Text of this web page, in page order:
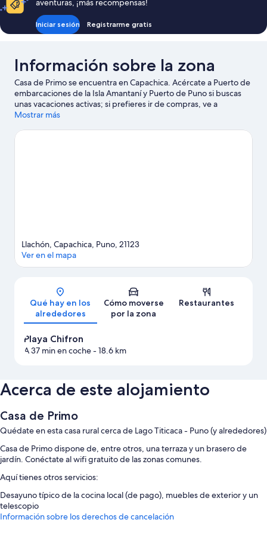
aventuras, ¡más recompensas!
Iniciar sesión Registrarme gratis
Información sobre la zona
Casa de Primo se encuentra en Capachica. Acércate a Puerto de
embarcaciones de la Isla Amantaní y Puerto de Puno si buscas
unas vacaciones activas; si prefieres ir de compras, ve a
Mercado Bellavista o Mercado central de Puno. ¿Te apetece
de Estadio Enrique Torres Belón o Estadio Yanamayo.
Mostrar más
Mapa
Llachón, Capachica, Puno, 21123
Ver en el mapa
Qué hay en los
alrededores
Cómo moverse
por la zona
Restaurantes
Playa Chifron
A 37 min en coche- 18.6 km
Acerca de este alojamiento
Casa de Primo
Quédate en esta casa rural cerca de Lago Titicaca - Puno (y alrededores)
Casa de Primo dispone de, entre otros, una terraza y un brasero de
jardín. Conéctate al wifi gratuito de las zonas comunes.
Aquí tienes otros servicios:
Desayuno típico de la cocina local (de pago), muebles de exterior y un
telescopio
Información sobre los derechos de cancelación